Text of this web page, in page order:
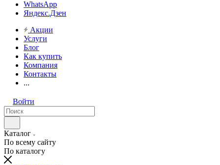
WhatsApp
Яндекс.Дзен
Акции
Услуги
Блог
Как купить
Компания
Контакты
...
Войти
Каталог
По всему сайту
По каталогу